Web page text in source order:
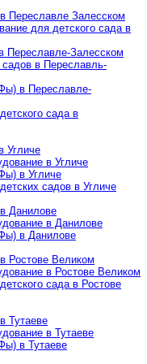
Переславле Залесском
для детского сада в
Переславле-Залесском
в Переславль-
в Переславле-
сада в
Угличе
в Угличе
в Угличе
садов в Угличе
Данилове
в Данилове
в Данилове
Ростове Великом
в Ростове Великом
сада в Ростове
Тутаеве
в Тутаеве
в Тутаеве